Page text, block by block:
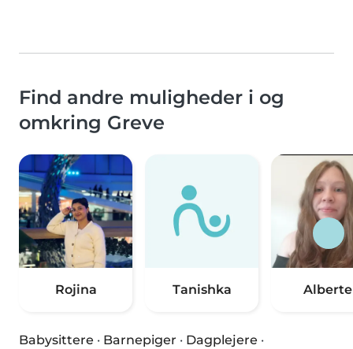
Find andre muligheder i og
omkring Greve
Rojina Tanishka Alberte
Babysittere · Barnepiger · Dagplejere ·